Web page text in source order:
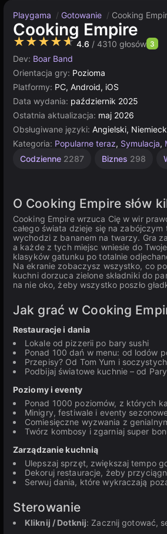
Playgama / Gotowanie / Cooking
Cooking Empire
★★★★★4.6 / 4310 głosów 3
Dev: Boar Band
Orientacja gry: Pozioma
Platformy: PC, Android, iOS
Data wydania: październik 2025
Ostatnia aktualizacja: maj 2026
Obsługiwane języki: Angielski,
Kategoria: Popularne teraz, Symulacja,
Codzienne 2287 Biznes 298
Komputerowe
Zarządzanie
Gry z
112
O Cooking Empire słów
Cooking Empire wrzuca Cię w wir
całego świata dzieje się na
wychodzi z bananem na twarzy. Gra
a każde z tych miejsc wniesie do
klasyków gatunku po totalnie
Na ekranie zobaczysz wszystko, co
kuchni dorzuca zielone składniki do
na nie oko, żeby wszystko poszło
Jak grać w Cooking
Restauracje i dania
Lokale od pizzerii po bary sushi
Ponad 100 dań w menu: od lodów
Przepisy? Od Tom Yum i
Podbijaj światowe kuchnie – od
Poziomy i eventy
Ponad 1000 poziomów, z których
Minigry, festiwale i eventy
Comiesięczne wyzwania z
Twórz kombosy i zgarniaj super
Zarządzanie kuchnią
Ulepszaj sprzęt, zwiększaj tempo
Dekoruj restauracje, żeby
Serwuj dania, które wykraczają
Sterowanie
Kliknij / Dotknij: Zacznij gotować,